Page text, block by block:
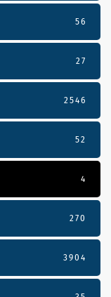
56
27
2546
52
4
270
3904